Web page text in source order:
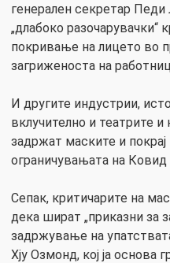
генерален секретар Педи
„длабоко разочарувачки“
покривање на лицето во
загриженоста на
И другите индустрии,
вклучително и театрите
задржат маските и покрај
ограничувањата на Ковид
Сепак, критичарите на
дека шират „приказни за
задржување на
Хју Озмонд, кој ја основа